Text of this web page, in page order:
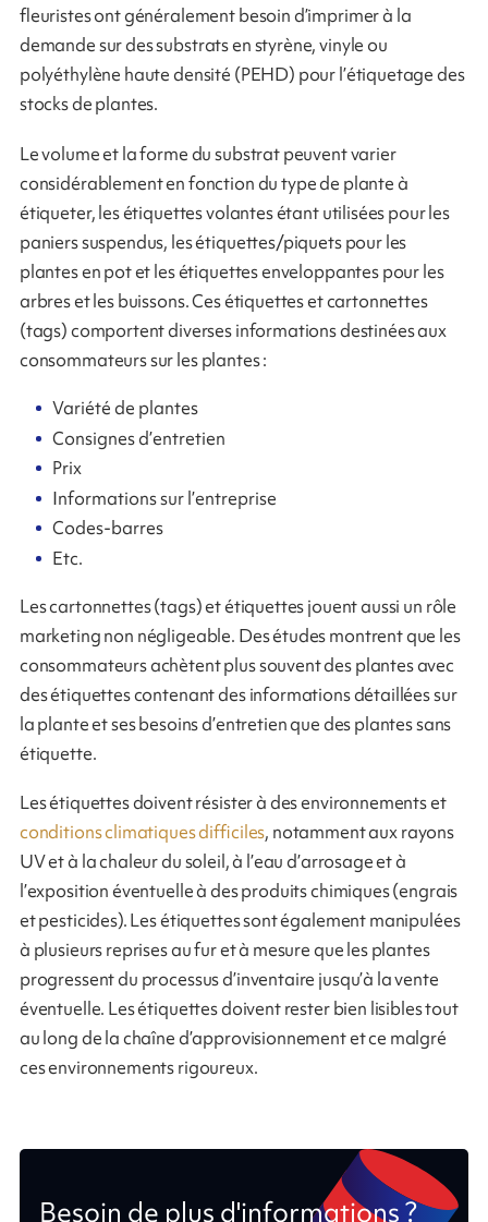
fleuristes ont généralement besoin d’imprimer à la
demande sur des substrats en styrène, vinyle ou
polyéthylène haute densité (PEHD) pour l’étiquetage des
stocks de plantes.
Le volume et la forme du substrat peuvent varier
considérablement en fonction du type de plante à
étiqueter, les étiquettes volantes étant utilisées pour les
paniers suspendus, les étiquettes/piquets pour les
plantes en pot et les étiquettes enveloppantes pour les
arbres et les buissons. Ces étiquettes et cartonnettes
(tags) comportent diverses informations destinées aux
consommateurs sur les plantes :
Variété de plantes
Consignes d’entretien
Prix
Informations sur l’entreprise
Codes-barres
Etc.
Les cartonnettes (tags) et étiquettes jouent aussi un rôle
marketing non négligeable. Des études montrent que les
consommateurs achètent plus souvent des plantes avec
des étiquettes contenant des informations détaillées sur
la plante et ses besoins d’entretien que des plantes sans
étiquette.
Les étiquettes doivent résister à des environnements et
conditions climatiques difficiles, notamment aux rayons
UV et à la chaleur du soleil, à l’eau d’arrosage et à
l’exposition éventuelle à des produits chimiques (engrais
et pesticides). Les étiquettes sont également manipulées
à plusieurs reprises au fur et à mesure que les plantes
progressent du processus d’inventaire jusqu’à la vente
éventuelle. Les étiquettes doivent rester bien lisibles tout
au long de la chaîne d’approvisionnement et ce malgré
ces environnements rigoureux.
Besoin de plus d'informations ?